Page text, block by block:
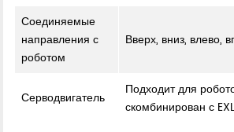
Соединяемые
направления с
роботом
Вверх, вниз, влево,
Серводвигатель
Подходит для
скомбинирован с